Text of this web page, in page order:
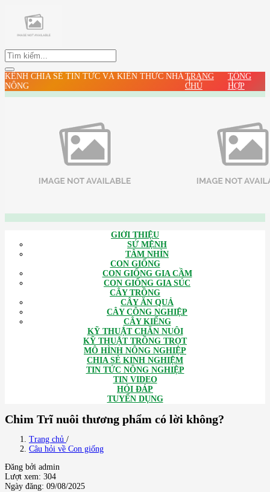
KÊNH CHIA SẺ TIN TỨC VÀ KIẾN THỨC NHÀ
NÔNG
TRANG
CHỦ
TỔNG
HỢP
GIỚI THIỆU
SỨ MỆNH
TÂM NHÌN
CON GIỐNG
CON GIỐNG GIA CẦM
CON GIỐNG GIA SÚC
CÂY TRỒNG
CÂY ĂN QUẢ
CÂY CÔNG NGHIỆP
CÂY KIỂNG
KỸ THUẬT CHĂN NUÔI
KỸ THUẬT TRỒNG TRỌT
MÔ HÌNH NÔNG NGHIỆP
CHIA SẺ KINH NGHIỆM
TIN TỨC NÔNG NGHIỆP
TIN VIDEO
HỎI ĐÁP
TUYỂN DỤNG
Chim Trĩ nuôi thương phẩm có lời không?
Trang chủ /
Câu hỏi về Con giống
Đăng bởi admin
Lượt xem: 304
Ngày đăng: 09/08/2025